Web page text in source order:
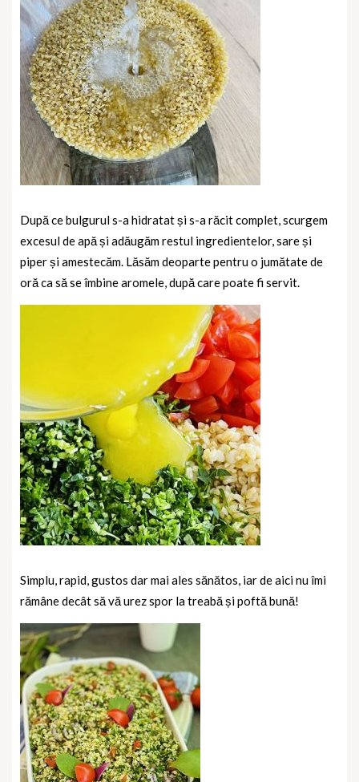
După ce bulgurul s-a hidratat și s-a răcit complet, scurgem
excesul de apă și adăugăm restul ingredientelor, sare și
piper și amestecăm. Lăsăm deoparte pentru o jumătate de
oră ca să se îmbine aromele, după care poate fi servit.
Simplu, rapid, gustos dar mai ales sănătos, iar de aici nu îmi
rămâne decât să vă urez spor la treabă și poftă bună!